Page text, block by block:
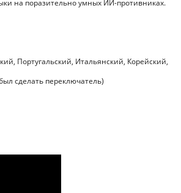
на поразительно умных ИИ-противниках.
Португальский, Итальянский, Корейский,
сделать переключатель)